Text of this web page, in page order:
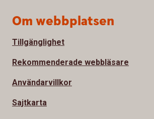
Om webbplatsen
Tillgänglighet
Rekommenderade webbläsare
Användarvillkor
Sajtkarta